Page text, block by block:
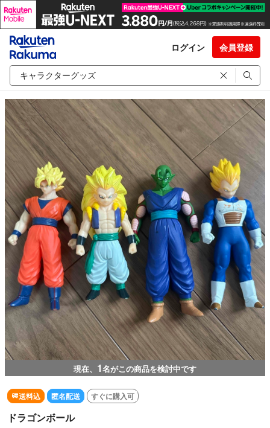
ログイン 会員登録
現在、 1名がこの商品を検討中です
送料込 匿名配送 すぐに購入可
ドラゴンボール